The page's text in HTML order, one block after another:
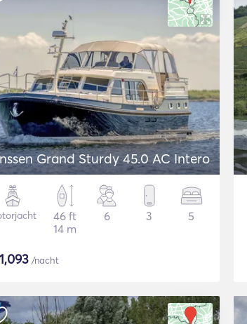
Grand Sturdy 45.0 AC Intero
46 ft
14 m
6 3 5
1,093 /nacht